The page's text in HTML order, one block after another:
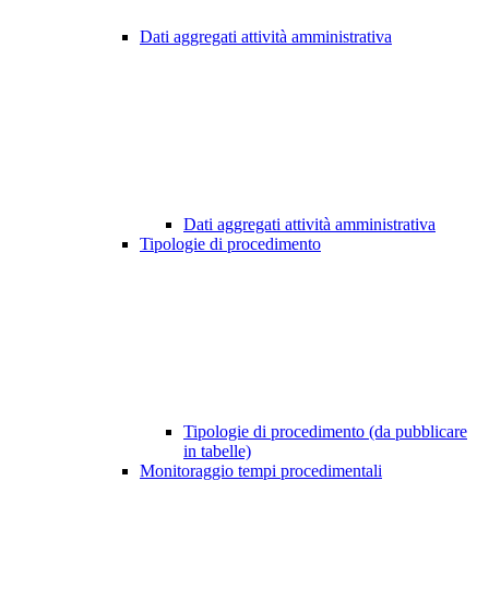
Dati aggregati attività amministrativa
Dati aggregati attività amministrativa
Tipologie di procedimento
Tipologie di procedimento (da pubblicare
in tabelle)
Monitoraggio tempi procedimentali